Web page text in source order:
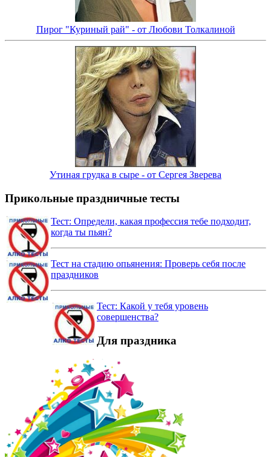
Пирог "Куриный рай" - от Любови Толкалиной
Утиная грудка в сыре - от Сергея Зверева
Прикольные праздничные тесты
Тест: Определи, какая профессия тебе подходит,
когда ты пьян?
Тест на стадию опьянения: Проверь себя после
праздников
Тест: Какой у тебя уровень
совершенства?
Для праздника